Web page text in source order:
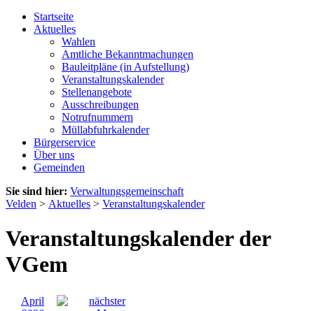
Startseite
Aktuelles
Wahlen
Amtliche Bekanntmachungen
Bauleitpläne (in Aufstellung)
Veranstaltungskalender
Stellenangebote
Ausschreibungen
Notrufnummern
Müllabfuhrkalender
Bürgerservice
Über uns
Gemeinden
Sie sind hier: Verwaltungsgemeinschaft
Velden > Aktuelles > Veranstaltungskalender
Veranstaltungskalender der
VGem
April